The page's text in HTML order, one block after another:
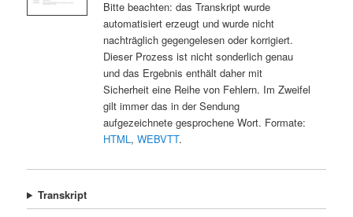
Bitte beachten: das Transkript wurde
automatisiert erzeugt und wurde nicht
nachträglich gegengelesen oder korrigiert.
Dieser Prozess ist nicht sonderlich genau
und das Ergebnis enthält daher mit
Sicherheit eine Reihe von Fehlern. Im Zweifel
gilt immer das in der Sendung
aufgezeichnete gesprochene Wort. Formate:
HTML, WEBVTT.
Transkript